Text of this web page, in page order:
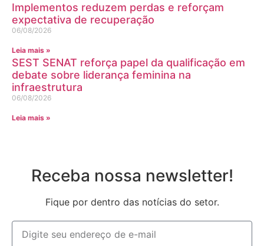
Implementos reduzem perdas e reforçam
expectativa de recuperação
06/08/2026
Leia mais »
SEST SENAT reforça papel da qualificação em
debate sobre liderança feminina na
infraestrutura
06/08/2026
Leia mais »
Receba nossa newsletter!
Fique por dentro das notícias do setor.